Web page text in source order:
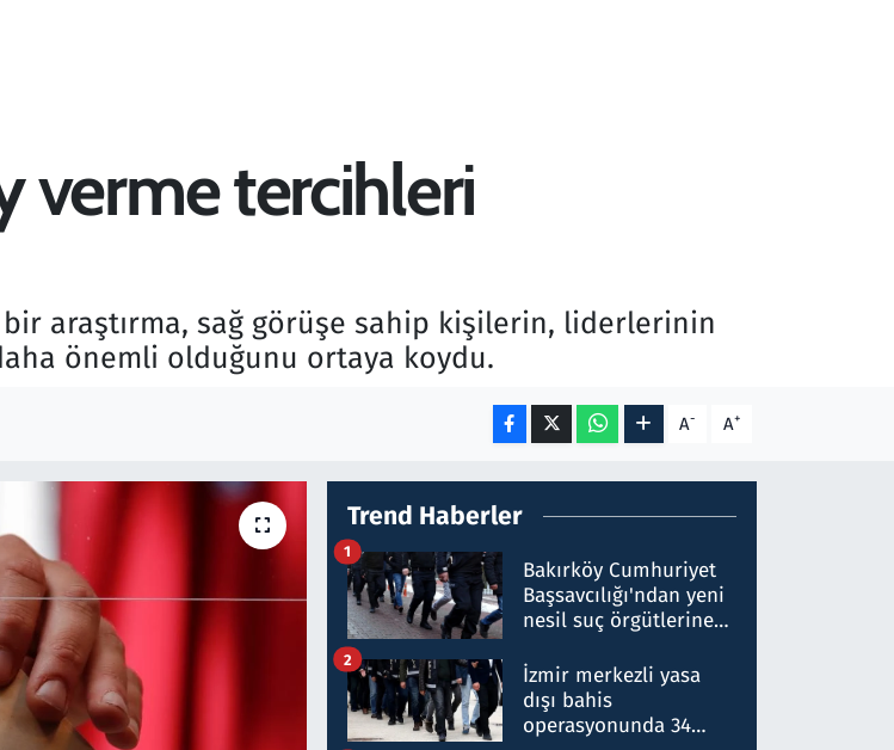
verme tercihleri
bir araştırma, sağ görüşe sahip kişilerin, liderlerinin
önemli olduğunu ortaya koydu.
A- A+
Trend Haberler
Bakırköy Cumhuriyet
Başsavcılığı'ndan yeni
nesil suç örgütlerine
hakkında gözaltı kararı
1
İzmir merkezli yasa
dışı bahis
operasyonunda 34
2